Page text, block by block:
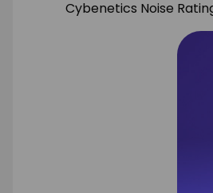
Cybenetics Noise